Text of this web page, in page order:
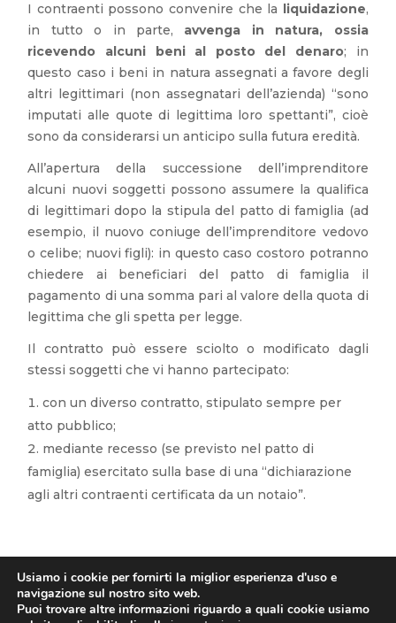
I contraenti possono convenire che la liquidazione,
in tutto o in parte, avvenga in natura, ossia
ricevendo alcuni beni al posto del denaro; in
questo caso i beni in natura assegnati a favore degli
altri legittimari (non assegnatari dell’azienda) “sono
imputati alle quote di legittima loro spettanti”, cioè
sono da considerarsi un anticipo sulla futura eredità.
All’apertura della successione dell’imprenditore
alcuni nuovi soggetti possono assumere la qualifica
di legittimari dopo la stipula del patto di famiglia (ad
esempio, il nuovo coniuge dell’imprenditore vedovo
o celibe; nuovi figli): in questo caso costoro potranno
chiedere ai beneficiari del patto di famiglia il
pagamento di una somma pari al valore della quota di
legittima che gli spetta per legge.
Il contratto può essere sciolto o modificato dagli
stessi soggetti che vi hanno partecipato:
con un diverso contratto, stipulato sempre per
atto pubblico;
mediante recesso (se previsto nel patto di
famiglia) esercitato sulla base di una “dichiarazione
agli altri contraenti certificata da un notaio”.
Copyright 2026 Studio Crivellari.
Usiamo i cookie per fornirti la miglior esperienza d'uso e
navigazione sul nostro sito web.
Puoi trovare altre informazioni riguardo a quali cookie usiamo